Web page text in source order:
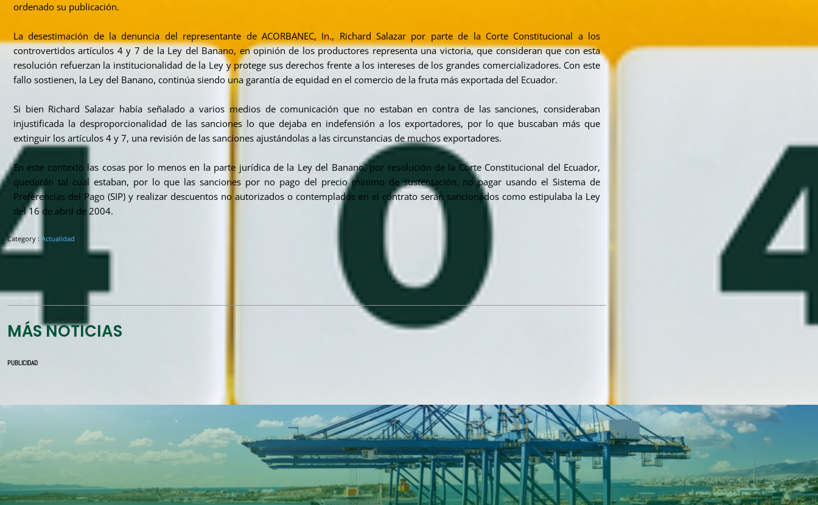
ordenado su publicación.
La desestimación de la denuncia del representante de ACORBANEC, In., Richard Salazar por parte de la Corte Constitucional a los
controvertidos artículos 4 y 7 de la Ley del Banano, en opinión de los productores representa una victoria, que consideran que con esta
resolución refuerzan la institucionalidad de la Ley y protege sus derechos frente a los intereses de los grandes comercializadores. Con este
fallo sostienen, la Ley del Banano, continúa siendo una garantía de equidad en el comercio de la fruta más exportada del Ecuador.
Si bien Richard Salazar había señalado a varios medios de comunicación que no estaban en contra de las sanciones, consideraban
injustificada la desproporcionalidad de las sanciones lo que dejaba en indefensión a los exportadores, por lo que buscaban más que
extinguir los artículos 4 y 7, una revisión de las sanciones ajustándolas a las circunstancias de muchos exportadores.
En este contexto las cosas por lo menos en la parte jurídica de la Ley del Banano, por resolución de la Corte Constitucional del Ecuador,
quedarán tal cual estaban, por lo que las sanciones por no pago del precio mínimo de sustentación, no pagar usando el Sistema de
Preferencias del Pago (SIP) y realizar descuentos no autorizados o contemplados en el contrato serán sancionados como estipulaba la Ley
del 16 de abril de 2004.
Category : Actualidad
MÁS NOTICIAS
PUBLICIDAD